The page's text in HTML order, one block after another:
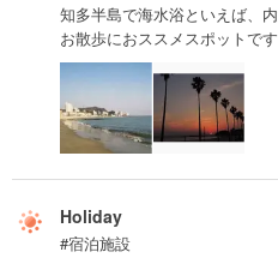
知多半島で海水浴といえば、
お散歩におススメスポットです
Holiday
#宿泊施設